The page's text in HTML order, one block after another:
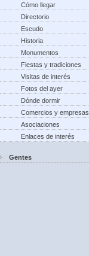
Cómo llegar
Directorio
Escudo
Historia
Monumentos
Fiestas y tradiciones
Visitas de interés
Fotos del ayer
Dónde dormir
Comercios y empresas
Asociaciones
Enlaces de interés
Gentes